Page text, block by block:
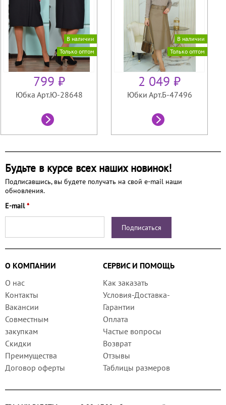
В наличии
Только оптом
799 ₽
Юбка Арт.Ю-28648
В наличии
Только оптом
2 049 ₽
Юбки Арт.Б-47496
Будьте в курсе всех наших новинок!
Подписавшись, вы будете получать на свой e-mail наши
обновления.
E-mail*
О КОМПАНИИ
СЕРВИС И ПОМОЩЬ
О нас
Контакты
Вакансии
Совместным
закупкам
Скидки
Преимущества
Договор оферты
Как заказать
Условия-Доставка-
Гарантии
Оплата
Частые вопросы
Возврат
Отзывы
Таблицы размеров